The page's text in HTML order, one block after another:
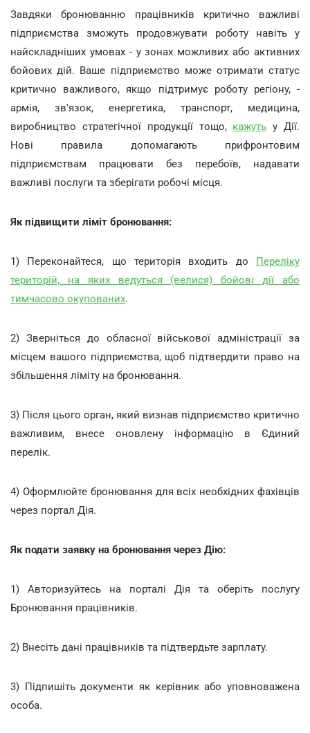
Завдяки бронюванню працівників критично важливі
підприємства зможуть продовжувати роботу навіть у
найскладніших умовах - у зонах можливих або активних
бойових дій. Ваше підприємство може отримати статус
критично важливого, якщо підтримує роботу регіону, -
армія, зв'язок, енергетика, транспорт, медицина,
виробництво стратегічної продукції тощо, кажуть у Дії.
Нові правила допомагають прифронтовим
підприємствам працювати без перебоїв, надавати
важливі послуги та зберігати робочі місця.
Як підвищити ліміт бронювання:
1) Переконайтеся, що територія входить до Переліку
територій, на яких ведуться (велися) бойові дії або
тимчасово окупованих.
2) Зверніться до обласної військової адміністрації за
місцем вашого підприємства, щоб підтвердити право на
збільшення ліміту на бронювання.
3) Після цього орган, який визнав підприємство критично
важливим, внесе оновлену інформацію в Єдиний
перелік.
4) Оформлюйте бронювання для всіх необхідних фахівців
через портал Дія.
Як подати заявку на бронювання через Дію:
1) Авторизуйтесь на порталі Дія та оберіть послугу
Бронювання працівників.
2) Внесіть дані працівників та підтвердьте зарплату.
3) Підпишіть документи як керівник або уповноважена
особа.